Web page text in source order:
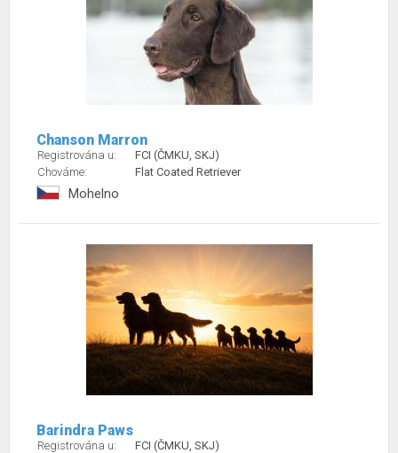
Chanson Marron
Registrována u:
FCI (ČMKU, SKJ)
Chováme:
Flat Coated Retriever
Mohelno
Barindra Paws
Registrována u:
FCI (ČMKU, SKJ)